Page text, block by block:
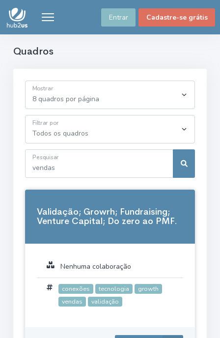
Entrar Cadastre-se grátis
Quadros
Mostrar
Filtrar por
Pesquisar
Validação; Growrh; Fundraising;
Venture Capital; Do zero ao PMF.
Nenhuma colaboração
conexões tecnologia
growth
vendas
validação